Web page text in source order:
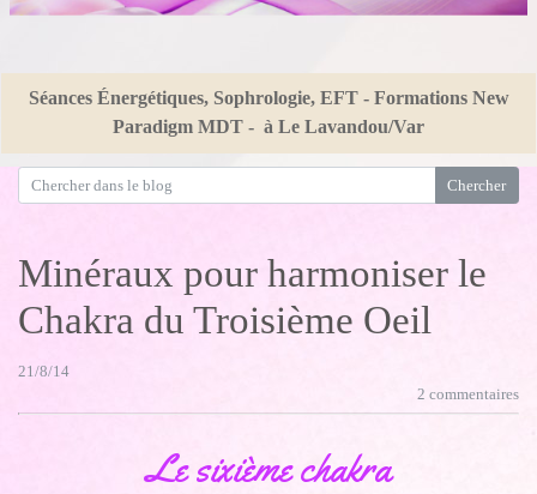
Séances Énergétiques, Sophrologie, EFT - Formations New
Paradigm MDT - à Le Lavandou/Var
Minéraux pour harmoniser le
Chakra du Troisième Oeil
21/8/14
2 commentaires
Le sixième chakra